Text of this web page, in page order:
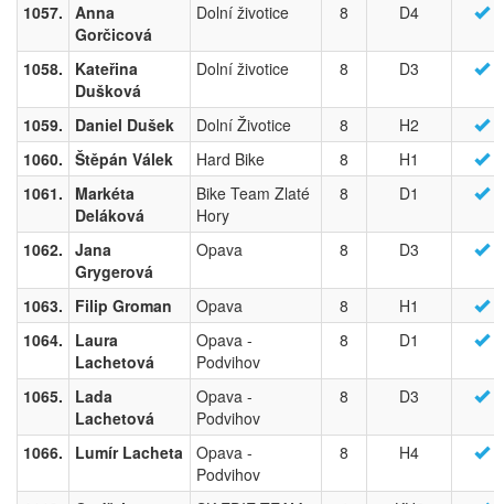
1057. Anna
Gorčicová
Dolní životice 8 D4
1058.
Kateřina
Dušková
Dolní životice 8 D3
1059. Daniel Dušek Dolní Životice 8
H2
1060. Štěpán Válek Hard Bike 8
H1
1061.
Markéta
Deláková
Bike Team Zlaté
Hory
8 D1
1062. Jana
Grygerová
Opava 8 D3
1063. Filip Groman Opava 8
H1
1064.
Laura
Lachetová
Opava -
Podvihov
8 D1
1065.
Lada
Lachetová
Opava -
Podvihov
8 D3
1066. Lumír Lacheta Opava -
Podvihov
8 H4